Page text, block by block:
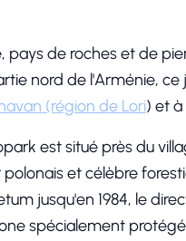
pays de roches et de
nord de l'Arménie, ce
(région de Lori) et à
est situé près du
polonais et célèbre
jusqu'en 1984, le
spécialement